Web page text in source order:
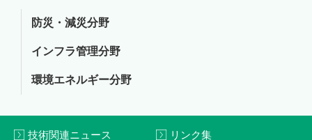
防災・減災分野
インフラ管理分野
環境エネルギー分野
技術関連ニュース リンク集